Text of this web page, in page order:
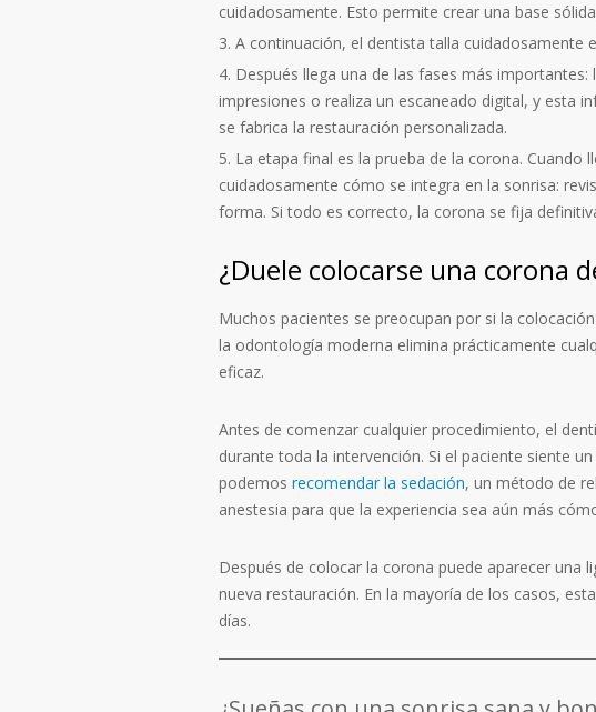
cuidadosamente. Esto permite crear una base
A continuación, el dentista talla cuidadosamente
Después llega una de las fases más
impresiones o realiza un escaneado digital, y esta
se fabrica la restauración personalizada.
La etapa final es la prueba de la corona. Cuando
cuidadosamente cómo se integra en la sonrisa:
forma. Si todo es correcto, la corona se fija
¿Duele colocarse una corona
Muchos pacientes se preocupan por si la
la odontología moderna elimina prácticamente
eficaz.
Antes de comenzar cualquier procedimiento, el
durante toda la intervención. Si el paciente siente
podemos recomendar la sedación, un método de
anestesia para que la experiencia sea aún más
Después de colocar la corona puede aparecer una
nueva restauración. En la mayoría de los casos,
días.